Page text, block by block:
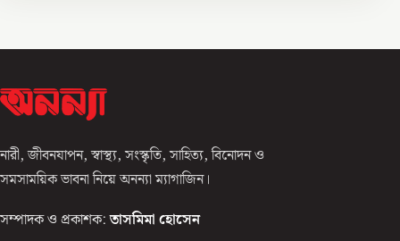
নারী, জীবনযাপন, স্বাস্থ্য, সংস্কৃতি, সাহিত্য, বিনোদন ও
সমসাময়িক ভাবনা নিয়ে অনন্যা ম্যাগাজিন।
সম্পাদক ও প্রকাশক: তাসমিমা হোসেন